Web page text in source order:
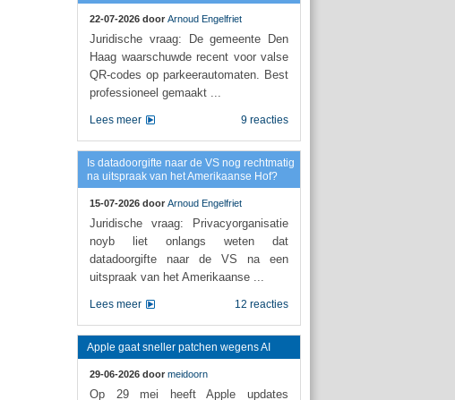
22-07-2026 door Arnoud Engelfriet
Juridische vraag: De gemeente Den
Haag waarschuwde recent voor valse
QR-codes op parkeerautomaten. Best
professioneel gemaakt ...
9 reacties
Lees meer
Is datadoorgifte naar de VS nog rechtmatig
na uitspraak van het Amerikaanse Hof?
15-07-2026 door Arnoud Engelfriet
Juridische vraag: Privacyorganisatie
noyb liet onlangs weten dat
datadoorgifte naar de VS na een
uitspraak van het Amerikaanse ...
12 reacties
Lees meer
Apple gaat sneller patchen wegens AI
29-06-2026 door meidoorn
Op 29 mei heeft Apple updates